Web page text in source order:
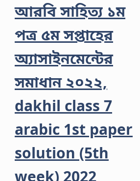
আরবি সাহিত্য ১ম
পত্র ৫ম সপ্তাহের
অ্যাসাইনমেন্টের
সমাধান ২০২২,
dakhil class 7
arabic 1st paper
solution (5th
week) 2022